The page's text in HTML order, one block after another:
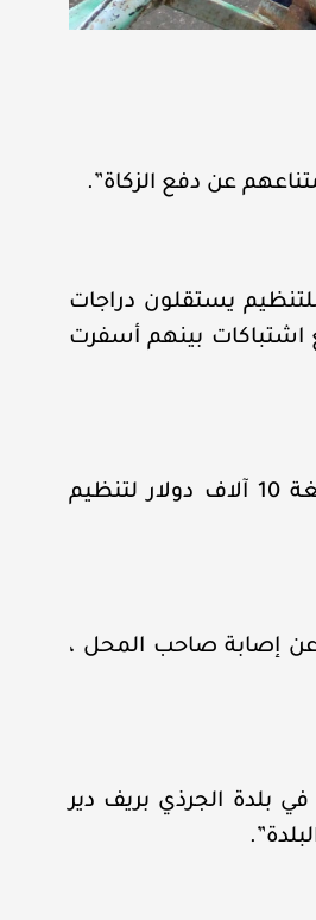
عن دفع الزكاة”.
يستقلون دراجات
اشتباكات بينهم أسفرت
وأضاف المصدر، أن المسثمر تلقى عدة تهديدات لرفضه دفع الزكاة البالغة 10 آلاف دولار لتنظيم
عن إصابة صاحب المحل ،
بلدة الجرذي بريف دير